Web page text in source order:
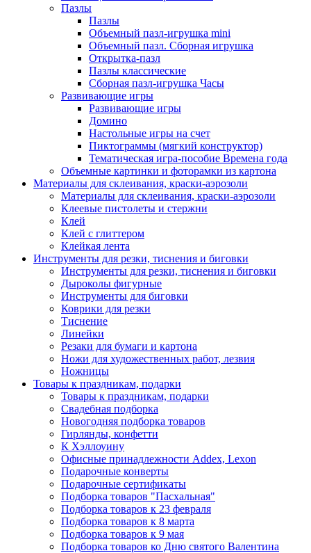
Пазлы
Пазлы
Объемный пазл-игрушка mini
Объемный пазл. Сборная игрушка
Открытка-пазл
Пазлы классические
Сборная пазл-игрушка Часы
Развивающие игры
Развивающие игры
Домино
Настольные игры на счет
Пиктограммы (мягкий конструктор)
Тематическая игра-пособие Времена года
Объемные картинки и фоторамки из картона
Материалы для склеивания, краски-аэрозоли
Материалы для склеивания, краски-аэрозоли
Клеевые пистолеты и стержни
Клей
Клей с глиттером
Клейкая лента
Инструменты для резки, тиснения и биговки
Инструменты для резки, тиснения и биговки
Дыроколы фигурные
Инструменты для биговки
Коврики для резки
Тиснение
Линейки
Резаки для бумаги и картона
Ножи для художественных работ, лезвия
Ножницы
Товары к праздникам, подарки
Товары к праздникам, подарки
Свадебная подборка
Новогодняя подборка товаров
Гирлянды, конфетти
К Хэллоуину
Офисные принадлежности Addex, Lexon
Подарочные конверты
Подарочные сертификаты
Подборка товаров "Пасхальная"
Подборка товаров к 23 февраля
Подборка товаров к 8 марта
Подборка товаров к 9 мая
Подборка товаров ко Дню святого Валентина